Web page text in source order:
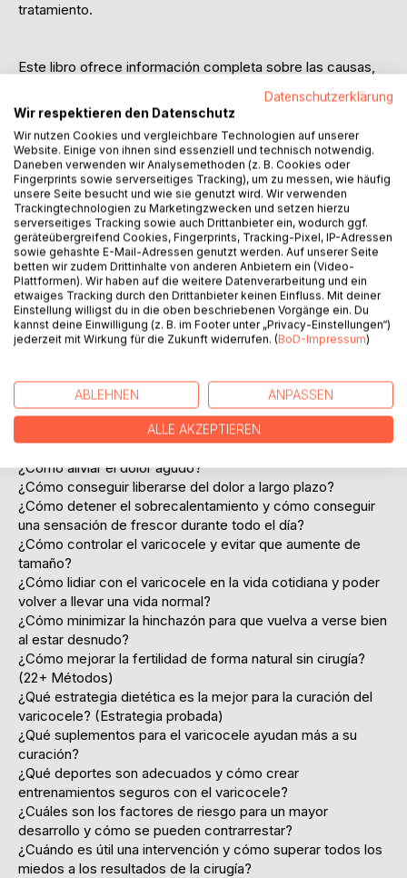
tratamiento.
Este libro ofrece información completa sobre las causas,
tratamiento disponibles para el varicocele. También está
hecho para ayudar al paciente a decidir si el tratamiento
natural o quirúrgico es apropiado en el caso individual.
Comience ahora su tratamiento del varicocele.
Simplemente siga un plan probado para reducir la
inflamación del varicocele y tratar los síntomas como el
dolor, la infertilidad y los desequilibrios hormonales de una
manera fácil y segura. El Libro de los Secretos del
Varicocele es adecuado para todas las personas con
varicocele, tanto si la cirugía es inminente como si ya se ha
realizado o se quiere evitar.
Obtenga respuestas a las preguntas más candentes sobre
el varicocele y encuentre una ayuda real para su vida
¿Cómo aliviar el dolor agudo?
¿Cómo conseguir liberarse del dolor a largo plazo?
¿Cómo detener el sobrecalentamiento y cómo conseguir
una sensación de frescor durante todo el día?
¿Cómo controlar el varicocele y evitar que aumente de
tamaño?
¿Cómo lidiar con el varicocele en la vida cotidiana y poder
volver a llevar una vida normal?
¿Cómo minimizar la hinchazón para que vuelva a verse bien
al estar desnudo?
¿Cómo mejorar la fertilidad de forma natural sin cirugía?
(22+ Métodos)
¿Qué estrategia dietética es la mejor para la curación del
varicocele? (Estrategia probada)
¿Qué suplementos para el varicocele ayudan más a su
curación?
¿Qué deportes son adecuados y cómo crear
entrenamientos seguros con el varicocele?
¿Cuáles son los factores de riesgo para un mayor
desarrollo y cómo se pueden contrarrestar?
¿Cuándo es útil una intervención y cómo superar todos los
miedos a los resultados de la cirugía?
Datenschutzerklärung
Wir respektieren den Datenschutz
Wir nutzen Cookies und vergleichbare Technologien auf unserer
Website. Einige von ihnen sind essenziell und technisch notwendig.
Daneben verwenden wir Analysemethoden (z. B. Cookies oder
Fingerprints sowie serverseitiges Tracking), um zu messen, wie häufig
unsere Seite besucht und wie sie genutzt wird. Wir verwenden
Trackingtechnologien zu Marketingzwecken und setzen hierzu
serverseitiges Tracking sowie auch Drittanbieter ein, wodurch ggf.
geräteübergreifend Cookies, Fingerprints, Tracking-Pixel, IP-Adressen
sowie gehashte E-Mail-Adressen genutzt werden. Auf unserer Seite
betten wir zudem Drittinhalte von anderen Anbietern ein (Video-
Plattformen). Wir haben auf die weitere Datenverarbeitung und ein
etwaiges Tracking durch den Drittanbieter keinen Einfluss. Mit deiner
Einstellung willigst du in die oben beschriebenen Vorgänge ein. Du
kannst deine Einwilligung (z. B. im Footer unter „Privacy-Einstellungen“)
jederzeit mit Wirkung für die Zukunft widerrufen. (BoD-Impressum)
ABLEHNEN ANPASSEN
ALLE AKZEPTIEREN